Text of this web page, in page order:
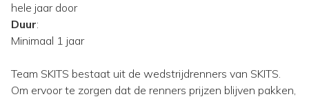
hele jaar door
Duur:
Minimaal 1 jaar
Team SKITS bestaat uit de wedstrijdrenners van SKITS.
Om ervoor te zorgen dat de renners prijzen blijven pakken,